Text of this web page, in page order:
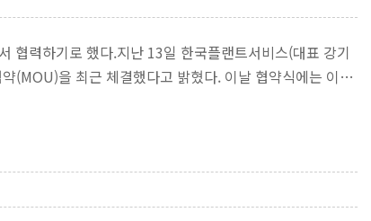
협력하기로 했다.지난 13일 한국플랜트서비스(대표 강기
(MOU)을 최근 체결했다고 밝혔다. 이날 협약식에는 이계